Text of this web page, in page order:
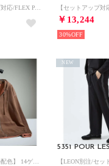
￥13,244
30%
NEW